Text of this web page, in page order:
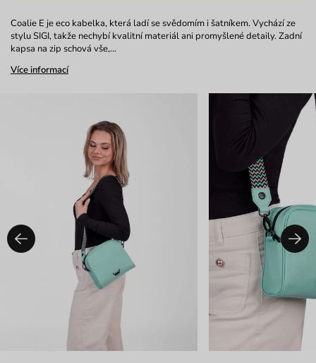
Coalie E je eco kabelka, která ladí se svědomím i šatníkem. Vychází ze
stylu SIGI, takže nechybí kvalitní materiál ani promyšlené detaily. Zadní
kapsa na zip schová vše,…
Více informací